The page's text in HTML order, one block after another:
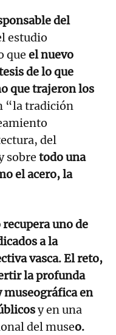
del
estudio
que el nuevo
de lo que
que trajeron los
“la tradición
del
sobre todo una
el acero, la
uno de
a la
vasca.El reto,
la profunda
en
y en una
del museo.